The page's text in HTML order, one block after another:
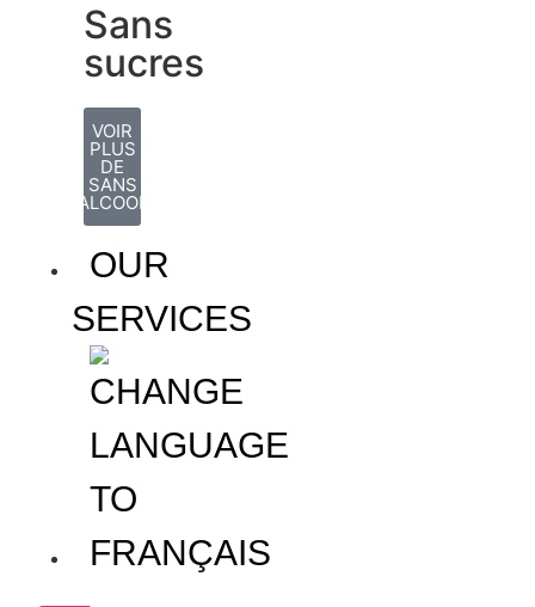
Sans
sucres
VOIR
PLUS
DE
SANS
ALCOOL
OUR
SERVICES